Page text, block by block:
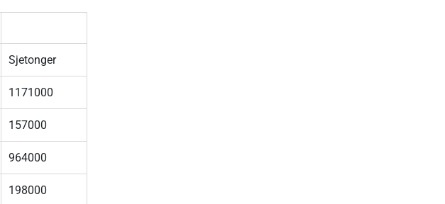
Sjetonger
1171000
157000
964000
198000